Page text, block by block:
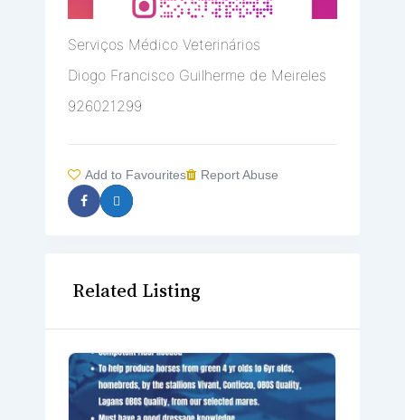
Serviços Médico Veterinários
Diogo Francisco Guilherme de Meireles
926021299
Add to Favourites Report Abuse
Related Listing